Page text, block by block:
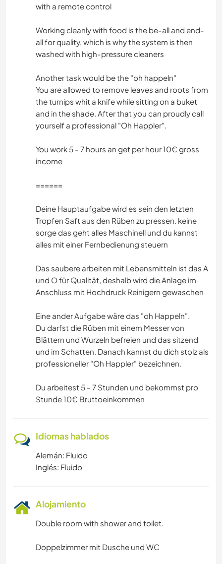
with a remote control
Working cleanly with food is the be-all and end-
all for quality, which is why the system is then
washed with high-pressure cleaners
Another task would be the "oh happeln"
You are allowed to remove leaves and roots from
the turnips whit a knife while sitting on a buket
and in the shade. After that you can proudly call
yourself a professional "Oh Happler".
You work 5 - 7 hours an get per hour 10€ gross
income
======
Deine Hauptaufgabe wird es sein den letzten
Tropfen Saft aus den Rüben zu pressen. keine
sorge das geht alles Maschinell und du kannst
alles mit einer Fernbedienung steuern
Das saubere arbeiten mit Lebensmitteln ist das A
und O für Qualität, deshalb wird die Anlage im
Anschluss mit Hochdruck Reinigern gewaschen
Eine ander Aufgabe wäre das "oh Happeln".
Du darfst die Rüben mit einem Messer von
Blättern und Wurzeln befreien und das sitzend
und im Schatten. Danach kannst du dich stolz als
professioneller "Oh Happler" bezeichnen.
Du arbeitest 5 - 7 Stunden und bekommst pro
Stunde 10€ Bruttoeinkommen
Idiomas hablados
Alemán: Fluido
Inglés: Fluido
Alojamiento
Double room with shower and toilet.
Doppelzimmer mit Dusche und WC